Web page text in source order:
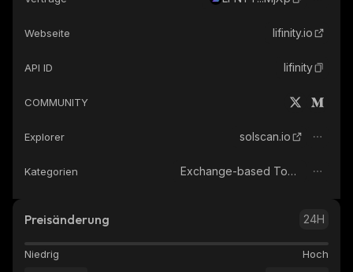
Webseite lifinity.io
API ID lifinity
COMMUNITY
Explorer solscan.io
Kategorien Exchange-based Tokens
Preisänderung 24H
Niedrig Hoch